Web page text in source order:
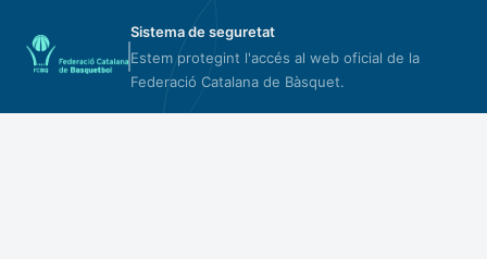
Sistema de seguretat
Estem protegint l'accés al web oficial de la
Federació Catalana de Bàsquet.